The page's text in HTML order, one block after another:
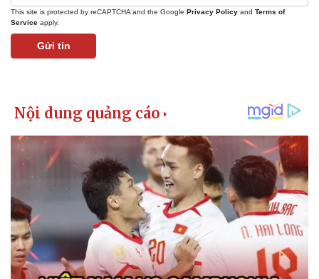
This site is protected by reCAPTCHA and the Google Privacy Policy and Terms of
Service apply.
Gửi tin